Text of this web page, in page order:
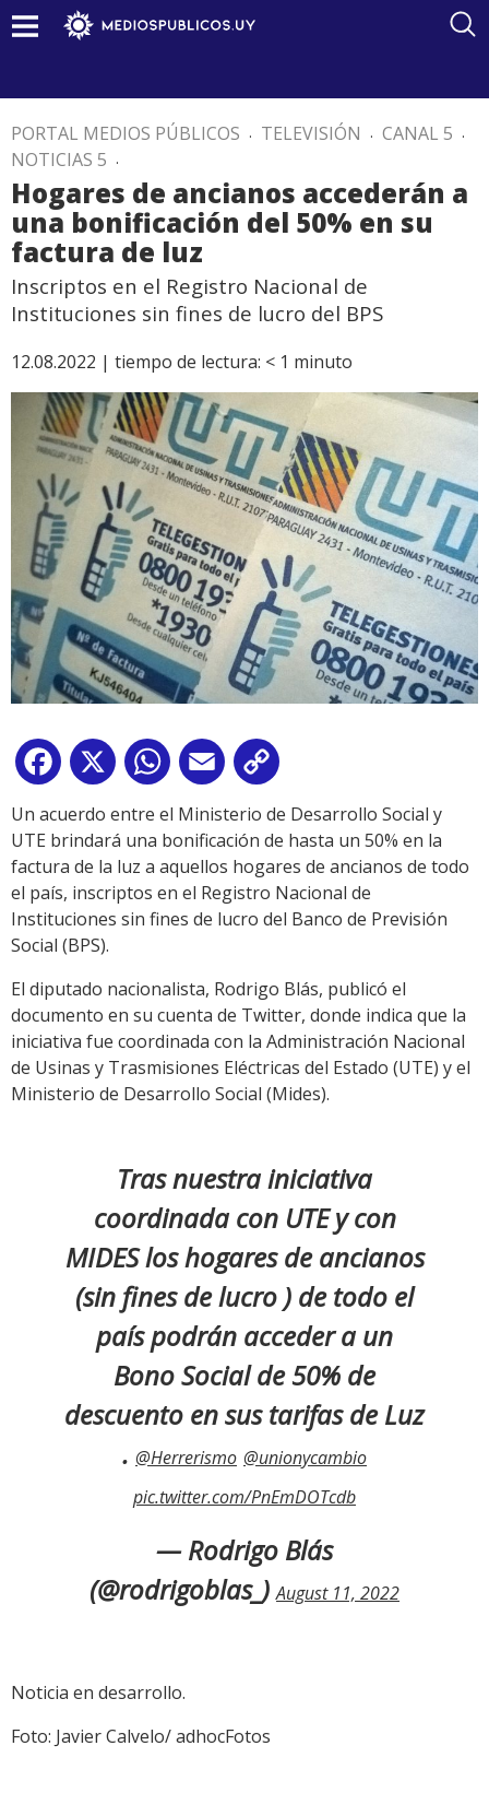
PORTAL MEDIOS PÚBLICOS . TELEVISIÓN . CANAL 5 .
NOTICIAS 5 .
Hogares de ancianos accederán a
una bonificación del 50% en su
factura de luz
Inscriptos en el Registro Nacional de
Instituciones sin fines de lucro del BPS
12.08.2022 | tiempo de lectura: < 1 minuto
Facebook
X WhatsApp
Email
Link
Un acuerdo entre el Ministerio de Desarrollo Social y
UTE brindará una bonificación de hasta un 50% en la
factura de la luz a aquellos hogares de ancianos de todo
el país, inscriptos en el Registro Nacional de
Instituciones sin fines de lucro del Banco de Previsión
Social (BPS).
El diputado nacionalista, Rodrigo Blás, publicó el
documento en su cuenta de Twitter, donde indica que la
iniciativa fue coordinada con la Administración Nacional
de Usinas y Trasmisiones Eléctricas del Estado (UTE) y el
Ministerio de Desarrollo Social (Mides).
Tras nuestra iniciativa
coordinada con UTE y con
MIDES los hogares de ancianos
(sin fines de lucro ) de todo el
país podrán acceder a un
Bono Social de 50% de
descuento en sus tarifas de Luz
. @Herrerismo @unionycambio
pic.twitter.com/PnEmDOTcdb
— Rodrigo Blás
(@rodrigoblas_)August 11, 2022
Noticia en desarrollo.
Foto: Javier Calvelo/ adhocFotos